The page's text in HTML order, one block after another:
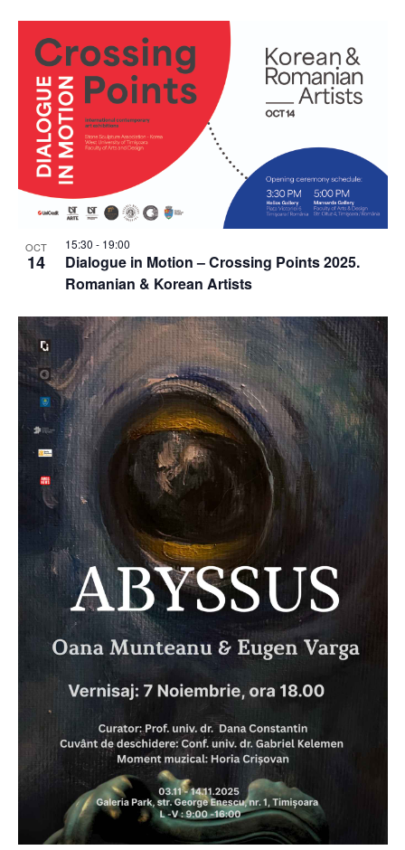
OCT
14
Dialogue in Motion – Crossing Points 2025.
Romanian & Korean Artists
15:30 - 19:00